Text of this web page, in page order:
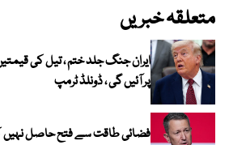
متعلقہ خبریں
ایران جنگ جلد ختم ، تیل کی
پر آئیں گی ، ڈونلڈ ٹرمپ
فضائی طاقت سے فتح حاصل نہیں